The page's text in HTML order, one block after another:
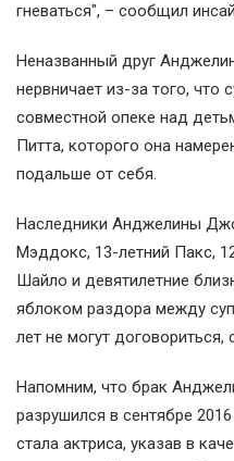
гневаться", – сообщил
Неназванный друг
нервничает из-за того, что
совместной опеке над
Питта, которого она
подальше от себя.
Наследники Анджелины
Мэддокс, 13-летний Пакс,
Шайло и девятилетние
яблоком раздора между
лет не могут
Напомним, что брак
разрушился в сентябре
стала актриса, указав в